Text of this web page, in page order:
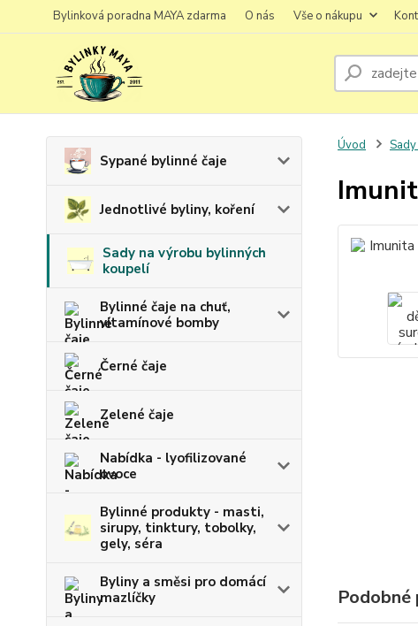
Bylinková poradna MAYA zdarma O nás Vše o nákupu
Sypané bylinné čaje
Jednotlivé byliny, koření
Sady na výrobu bylinných
koupelí
Bylinné čaje na chuť,
vitamínové bomby
Černé čaje
Zelené čaje
Nabídka - lyofilizované
ovoce
Bylinné produkty - masti,
sirupy, tinktury, tobolky,
gely, séra
Byliny a směsi pro domácí
mazlíčky
Úvod